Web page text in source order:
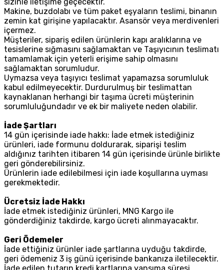
Makine, buzdolabı ve tüm paket eşyaların teslimi, binanın
zemin kat girişine yapılacaktır. Asansör veya merdivenleri
içermez.
Müşteriler, sipariş edilen ürünlerin kapı aralıklarına ve
tesislerine sığmasını sağlamaktan ve Taşıyıcının teslimatı
tamamlamak için yeterli erişime sahip olmasını
sağlamaktan sorumludur.
Uymazsa veya taşıyıcı teslimat yapamazsa sorumluluk
kabul edilmeyecektir. Durdurulmuş bir teslimattan
kaynaklanan herhangi bir taşıma ücreti müşterinin
sorumluluğundadır ve ek bir maliyete neden olabilir.
İade Şartları
14 gün içerisinde iade hakkı: İade etmek istediğiniz
ürünleri, iade formunu doldurarak, siparişi teslim
aldığınız tarihten itibaren 14 gün içerisinde ürünle birlikte
geri gönderebilirsiniz.
Ürünlerin iade edilebilmesi için iade koşullarına uyması
gerekmektedir.
Ücretsiz İade Hakkı
İade etmek istediğiniz ürünleri, MNG Kargo ile
gönderdiğiniz takdirde, kargo ücreti alınmayacaktır.
Geri Ödemeler
İade ettiğiniz ürünler iade şartlarına uyduğu takdirde,
geri ödemeniz 3 iş günü içerisinde bankanıza iletilecektir.